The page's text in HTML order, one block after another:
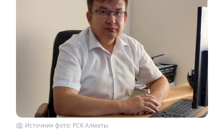
Источник фото: РСК Алматы